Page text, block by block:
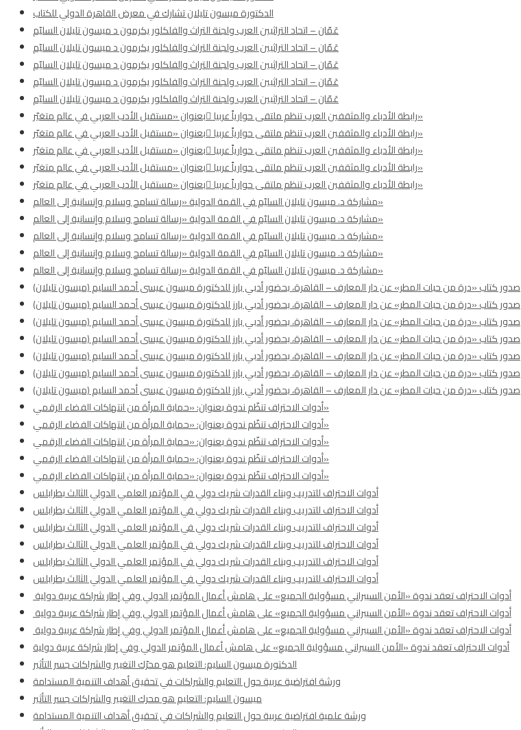
الدكتورة ميسون تليلان تشارك في معرض القاهرة الدولي للكتاب
عَمّان – اتحاد التراثيين العرب ولجنة التراث والفلكلور يكرمون د ميسون تليلان السليّم
عَمّان – اتحاد التراثيين العرب ولجنة التراث والفلكلور يكرمون د ميسون تليلان السليّم
عَمّان – اتحاد التراثيين العرب ولجنة التراث والفلكلور يكرمون د ميسون تليلان السليّم
عَمّان – اتحاد التراثيين العرب ولجنة التراث والفلكلور يكرمون د ميسون تليلان السليّم
عَمّان – اتحاد التراثيين العرب ولجنة التراث والفلكلور يكرمون د ميسون تليلان السليّم
رابطة الأدباء والمثقفين العرب تنظم ملتقى حوارياً عربيا ًبعنوان «مستقبل الأدب العربي في عالم متغيّر»
رابطة الأدباء والمثقفين العرب تنظم ملتقى حوارياً عربيا ًبعنوان «مستقبل الأدب العربي في عالم متغيّر»
رابطة الأدباء والمثقفين العرب تنظم ملتقى حوارياً عربيا ًبعنوان «مستقبل الأدب العربي في عالم متغيّر»
رابطة الأدباء والمثقفين العرب تنظم ملتقى حوارياً عربيا ًبعنوان «مستقبل الأدب العربي في عالم متغيّر»
رابطة الأدباء والمثقفين العرب تنظم ملتقى حوارياً عربيا ًبعنوان «مستقبل الأدب العربي في عالم متغيّر»
مشاركة د. ميسون تليلان السليّم في القمة الدولية «رسالة تسامح وسلام وإنسانية إلى العالم»
مشاركة د. ميسون تليلان السليّم في القمة الدولية «رسالة تسامح وسلام وإنسانية إلى العالم»
مشاركة د. ميسون تليلان السليّم في القمة الدولية «رسالة تسامح وسلام وإنسانية إلى العالم»
مشاركة د. ميسون تليلان السليّم في القمة الدولية «رسالة تسامح وسلام وإنسانية إلى العالم»
مشاركة د. ميسون تليلان السليّم في القمة الدولية «رسالة تسامح وسلام وإنسانية إلى العالم»
صدور كتاب «درة من حبات المطر» عن دار المعارف – القاهرة، بحضور أدبي بارز للدكتورة ميسون عيسى أحمد السليم (ميسون تليلان)
صدور كتاب «درة من حبات المطر» عن دار المعارف – القاهرة، بحضور أدبي بارز للدكتورة ميسون عيسى أحمد السليم (ميسون تليلان)
صدور كتاب «درة من حبات المطر» عن دار المعارف – القاهرة، بحضور أدبي بارز للدكتورة ميسون عيسى أحمد السليم (ميسون تليلان)
صدور كتاب «درة من حبات المطر» عن دار المعارف – القاهرة، بحضور أدبي بارز للدكتورة ميسون عيسى أحمد السليم (ميسون تليلان)
صدور كتاب «درة من حبات المطر» عن دار المعارف – القاهرة، بحضور أدبي بارز للدكتورة ميسون عيسى أحمد السليم (ميسون تليلان)
صدور كتاب «درة من حبات المطر» عن دار المعارف – القاهرة، بحضور أدبي بارز للدكتورة ميسون عيسى أحمد السليم (ميسون تليلان)
صدور كتاب «درة من حبات المطر» عن دار المعارف – القاهرة، بحضور أدبي بارز للدكتورة ميسون عيسى أحمد السليم (ميسون تليلان)
أدوات الاحتراف تنظّم ندوة بعنوان: «حماية المرأة من انتهاكات الفضاء الرقمي»
أدوات الاحتراف تنظّم ندوة بعنوان: «حماية المرأة من انتهاكات الفضاء الرقمي»
أدوات الاحتراف تنظّم ندوة بعنوان: «حماية المرأة من انتهاكات الفضاء الرقمي»
أدوات الاحتراف تنظّم ندوة بعنوان: «حماية المرأة من انتهاكات الفضاء الرقمي»
أدوات الاحتراف تنظّم ندوة بعنوان: «حماية المرأة من انتهاكات الفضاء الرقمي»
أدوات الاحتراف للتدريب وبناء القدرات شريك دولي في المؤتمر العلمي الدولي الثالث بطرابلس
أدوات الاحتراف للتدريب وبناء القدرات شريك دولي في المؤتمر العلمي الدولي الثالث بطرابلس
أدوات الاحتراف للتدريب وبناء القدرات شريك دولي في المؤتمر العلمي الدولي الثالث بطرابلس
أدوات الاحتراف للتدريب وبناء القدرات شريك دولي في المؤتمر العلمي الدولي الثالث بطرابلس
أدوات الاحتراف للتدريب وبناء القدرات شريك دولي في المؤتمر العلمي الدولي الثالث بطرابلس
أدوات الاحتراف للتدريب وبناء القدرات شريك دولي في المؤتمر العلمي الدولي الثالث بطرابلس
أدوات الاحتراف تعقد ندوة «الأمن السيبراني مسؤولية الجميع» على هامش أعمال المؤتمر الدولي وفي إطار شراكة عربية دولية
أدوات الاحتراف تعقد ندوة «الأمن السيبراني مسؤولية الجميع» على هامش أعمال المؤتمر الدولي وفي إطار شراكة عربية دولية
أدوات الاحتراف تعقد ندوة «الأمن السيبراني مسؤولية الجميع» على هامش أعمال المؤتمر الدولي وفي إطار شراكة عربية دولية
أدوات الاحتراف تعقد ندوة «الأمن السيبراني مسؤولية الجميع» على هامش أعمال المؤتمر الدولي وفي إطار شراكة عربية دولية
الدكتورة ميسون السليم: التعليم هو محرّك التغيير والشراكات جسر التأثير
ورشة افتراضية عربية حول التعليم والشراكات في تحقيق أهداف التنمية المستدامة
ميسون السليم: التعليم هو محرك التغيير والشراكات جسر التأثير
ورشة علمية افتراضية عربية حول التعليم والشراكات في تحقيق أهداف التنمية المستدامة